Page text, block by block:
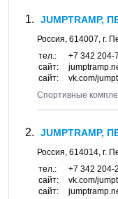
Россия, 614007, г.
тел.:
+7 342 204-
сайт:
сайт:
vk.com/
Спортивные
Россия, 614014, г.
тел.:
+7 342 204-
сайт:
vk.com/
сайт: